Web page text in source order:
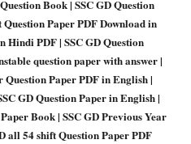
Book | SSC GD Question
Paper PDF Download in
Hindi PDF | SSC GD Question
question paper with answer |
Question Paper PDF in English |
GD Question Paper in English |
Book | SSC GD Previous Year
all 54 shift Question Paper PDF